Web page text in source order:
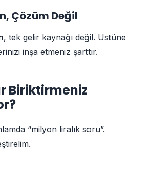
Çözüm Değil
, tek gelir kaynağı değil. Üstüne
inşa etmeniz şarttır.
Biriktirmeniz
“milyon liralık soru”.